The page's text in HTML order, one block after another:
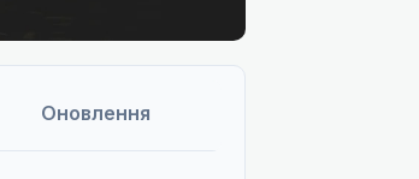
Оновлення